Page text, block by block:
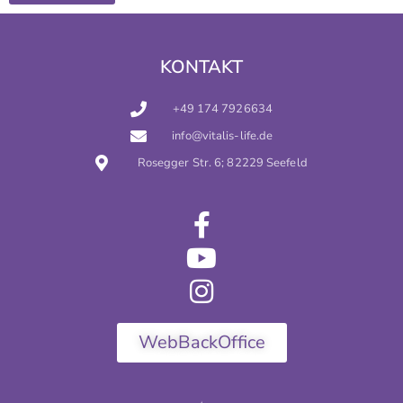
KONTAKT
+49 174 7926634
info@vitalis-life.de
Rosegger Str. 6; 82229 Seefeld
WebBackOffice